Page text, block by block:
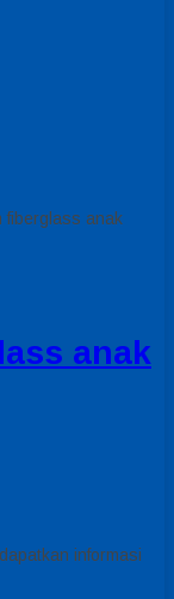
fiberglass anak
anak
informasi